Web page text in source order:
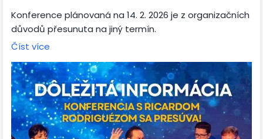
Konference plánovaná na 14. 2. 2026 je z organizačních
důvodů přesunuta na jiný termín.
O novém datu vás budeme včas informovat.
📩 Všichni registrovaní účastníci obdrží informační e-
mail, ve kterém si budou moci zvolit jednu z
následujících možností:
zrušení registrace (registrační poplatek bude v plné
Číst více